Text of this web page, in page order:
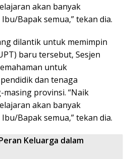
akan banyak
Bapak semua,” tekan dia.
dilantik untuk memimpin
baru tersebut, Sesjen
untuk
dan tenaga
provinsi. “Naik
akan banyak
Bapak semua,” tekan dia.
Keluarga dalam